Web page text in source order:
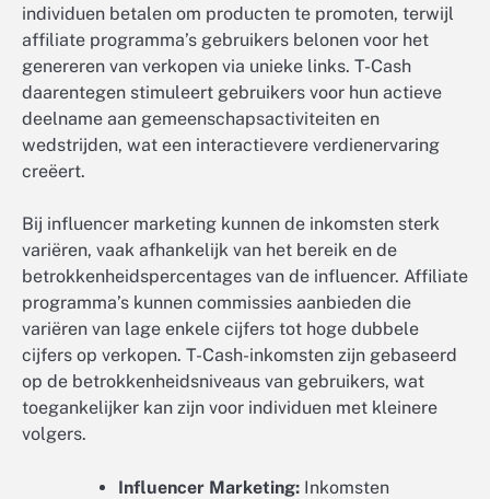
individuen betalen om producten te promoten, terwijl
affiliate programma’s gebruikers belonen voor het
genereren van verkopen via unieke links. T-Cash
daarentegen stimuleert gebruikers voor hun actieve
deelname aan gemeenschapsactiviteiten en
wedstrijden, wat een interactievere verdienervaring
creëert.
Bij influencer marketing kunnen de inkomsten sterk
variëren, vaak afhankelijk van het bereik en de
betrokkenheidspercentages van de influencer. Affiliate
programma’s kunnen commissies aanbieden die
variëren van lage enkele cijfers tot hoge dubbele
cijfers op verkopen. T-Cash-inkomsten zijn gebaseerd
op de betrokkenheidsniveaus van gebruikers, wat
toegankelijker kan zijn voor individuen met kleinere
volgers.
Influencer Marketing: Inkomsten